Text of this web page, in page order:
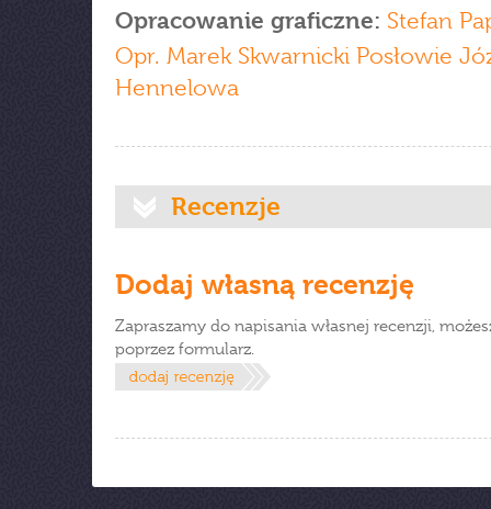
Opracowanie graficzne: Stefan
Opr. Marek Skwarnicki Posłowie
Hennelowa
Recenzje
Dodaj własną recenzję
Zapraszamy do napisania własnej recenzji,
poprzez formularz.